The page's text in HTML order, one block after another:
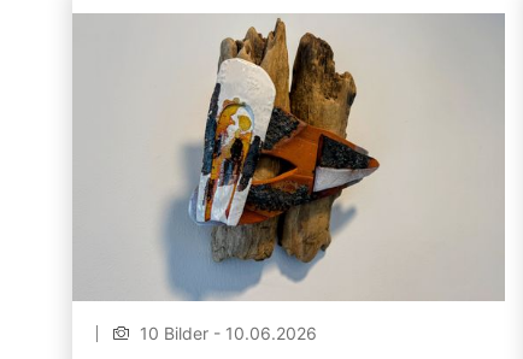
10 Bilder - 10.06.2026